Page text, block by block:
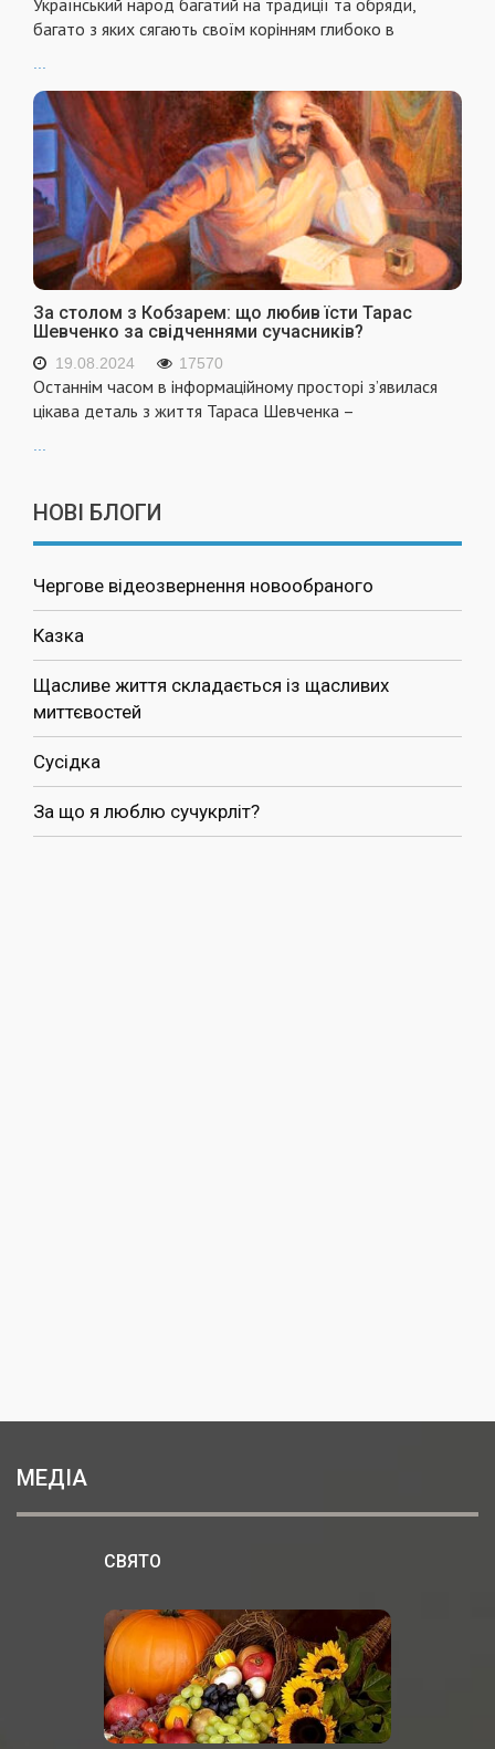
багато з яких сягають своїм корінням глибоко в
За столом з Кобзарем: що любив їсти Тарас
Шевченко за свідченнями сучасників?
19.08.2024 17570
Останнім часом в інформаційному просторі з’явилася
цікава деталь з життя Тараса Шевченка –
НОВІ БЛОГИ
Чергове відеозвернення новообраного
Казка
Щасливе життя складається із щасливих
миттєвостей
Сусідка
За що я люблю сучукрліт?
МЕДІА
СВЯТО